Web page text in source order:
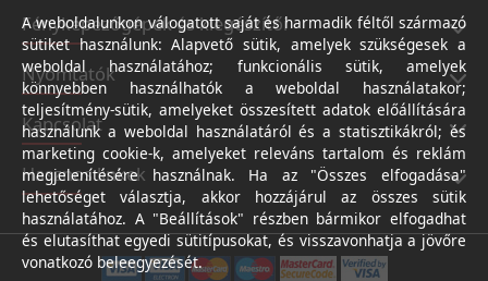
Fényképezőgépek és kiegészítői
Nyomtatók
Kapcsolat
Hasznos linkek
A weboldalunkon válogatott saját és harmadik féltől származó
sütiket használunk: Alapvető sütik, amelyek szükségesek a
weboldal használatához; funkcionális sütik, amelyek
könnyebben használhatók a weboldal használatakor;
teljesítmény-sütik, amelyeket összesített adatok előállítására
használunk a weboldal használatáról és a statisztikákról; és
marketing cookie-k, amelyeket releváns tartalom és reklám
megjelenítésére használnak. Ha az "Összes elfogadása"
lehetőséget választja, akkor hozzájárul az összes sütik
használatához. A "Beállítások" részben bármikor elfogadhat
és elutasíthat egyedi sütitípusokat, és visszavonhatja a jövőre
vonatkozó beleegyezését.